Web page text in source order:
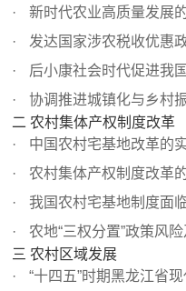
新时代农业高质量发展
发达国家涉农税收优惠政策
后小康社会时代促进我
协调推进城镇化与乡村振
二 农村集体产权制度改革
中国农村宅基地改革的实
农村集体产权制度改革的
我国农村宅基地制度面
农地“三权分置”政策风险
三 农村区域发展
“十四五”时期黑龙江省